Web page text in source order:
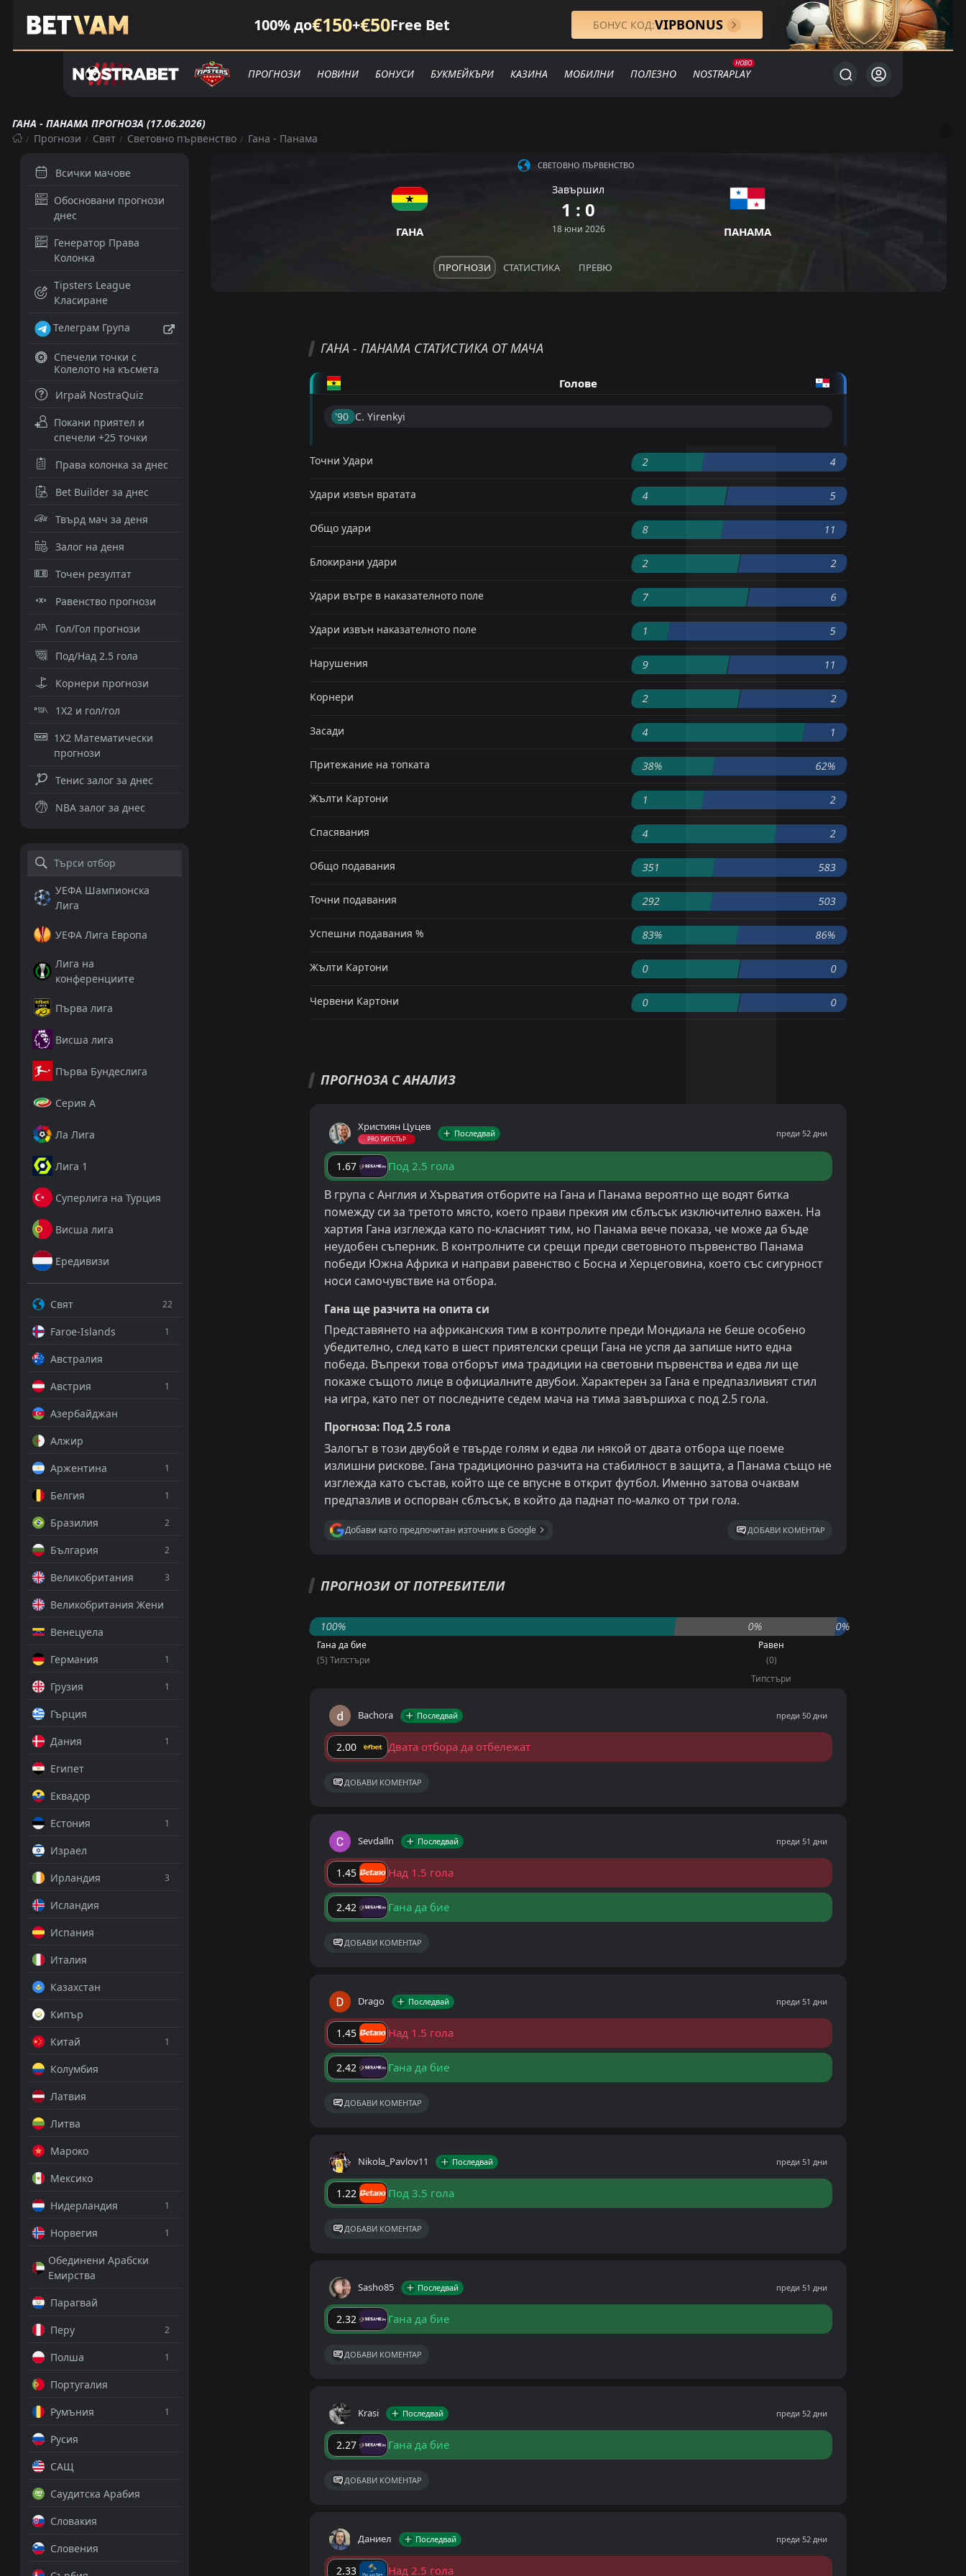
100% до€150+€50Free Bet БОНУС КОД:VIPBONUS
ПРОГНОЗИ НОВИНИ БОНУСИ БУКМЕЙКЪРИ КАЗИНА МОБИЛНИ ПОЛЕЗНО NOSTRAPLAY
ГАНА - ПАНАМА ПРОГНОЗА (17.06.2026)
Прогнози
Свят Световно първенство Гана - Панама
Всички мачове
Обосновани прогнози
днес
Генератор Права
Колонка
Tipsters League
Класиране
Телеграм Група
Спечели точки с
Колелото на късмета
Играй NostraQuiz
Покани приятел и
спечели +25 точки
Права колонка за днес
Bet Builder за днес
Твърд мач за деня
Залог на деня
Точен резултат
Равенство прогнози
Гол/Гол прогнози
Под/Над 2.5 гола
Корнери прогнози
1X2 и гол/гол
1X2 Математически
прогнози
Тенис залог за днес
NBA залог за днес
УЕФА Шампионска
Лига
УЕФА Лига Европа
Лига на
конференциите
Първа лига
Висша лига
Първа Бундеслига
Серия А
Ла Лига
Лига 1
Суперлига на Турция
Висша лига
Ередивизи
Свят 22
Faroe-Islands 1
Австралия
Австрия
1
Азербайджан
Алжир
Аржентина
1
Белгия 1
Бразилия 2
България 2
Великобритания 3
Великобритания Жени
Венецуела
Германия
1
Грузия 1
Гърция
Дания
1
Египет
Еквадор
Естония
1
Израел
Ирландия
3
Исландия
Испания
Италия
Казахстан
Кипър
Китай
1
Колумбия
Латвия
Литва
Мароко
Мексико
Нидерландия
1
Норвегия 1
Обединени Арабски
Емирства
Парагвай
Перу
2
Полша 1
Португалия
Румъния
1
Русия
САЩ
Саудитска Арабия
Словакия
Словения
СВЕТОВНО ПЪРВЕНСТВО
ГАНА
Завършил
1 : 0
18 юни 2026 ПАНАМА
ПРОГНОЗИ СТАТИСТИКА ПРЕВЮ
ГАНА - ПАНАМА СТАТИСТИКА ОТ МАЧА
Голове
'90 ︎ C. Yirenkyi
Точни Удари 2 4
Удари извън вратата 4 5
Общо удари 8 11
Блокирани удари 2 2
Удари вътре в наказателното поле 7 6
Удари извън наказателното поле 1 5
Нарушения 9 11
Корнери 2 2
Засади 4 1
Притежание на топката 38% 62%
Жълти Картони 1 2
Спасявания 4 2
Общо подавания 351 583
Точни подавания 292 503
Успешни подавания % 83% 86%
Жълти Картони 0 0
Червени Картони 0 0
ПРОГНОЗА С АНАЛИЗ
Християн Цуцев
PRO ТИПСТЪР
Последвай преди 52 дни
1.67 Под 2.5 гола
В група с Англия и Хърватия отборите на Гана и Панама вероятно ще водят битка
помежду си за третото място, което прави прекия им сблъсък изключително важен. На
хартия Гана изглежда като по-класният тим, но Панама вече показа, че може да бъде
неудобен съперник. В контролните си срещи преди световното първенство Панама
победи Южна Африка и направи равенство с Босна и Херцеговина, което със сигурност
носи самочувствие на отбора.
Гана ще разчита на опита си
Представянето на африканския тим в контролите преди Мондиала не беше особено
убедително, след като в шест приятелски срещи Гана не успя да запише нито една
победа. Въпреки това отборът има традиции на световни първенства и едва ли ще
покаже същото лице в официалните двубои. Характерен за Гана е предпазливият стил
на игра, като пет от последните седем мача на тима завършиха с под 2.5 гола.
Прогноза: Под 2.5 гола
Залогът в този двубой е твърде голям и едва ли някой от двата отбора ще поеме
излишни рискове. Гана традиционно разчита на стабилност в защита, а Панама също не
изглежда като състав, който ще се впусне в открит футбол. Именно затова очаквам
предпазлив и оспорван сблъсък, в който да паднат по-малко от три гола.
Добави като предпочитан източник в Google ДОБАВИ КОМЕНТАР
ПРОГНОЗИ ОТ ПОТРЕБИТЕЛИ
100% 0% 0%
Гана да бие
(5) Типстъри
Равен
(0)
Типстъри
Bachora Последвай преди 50 дни
2.00 Двата отбора да отбележат
ДОБАВИ КОМЕНТАР
Sevdalln Последвай преди 51 дни
1.45 Над 1.5 гола
2.42 Гана да бие
ДОБАВИ КОМЕНТАР
Drago Последвай преди 51 дни
1.45 Над 1.5 гола
2.42 Гана да бие
ДОБАВИ КОМЕНТАР
Nikola_Pavlov11 Последвай преди 51 дни
1.22 Под 3.5 гола
ДОБАВИ КОМЕНТАР
Sasho85 Последвай преди 51 дни
2.32 Гана да бие
ДОБАВИ КОМЕНТАР
Krasi Последвай преди 52 дни
2.27 Гана да бие
ДОБАВИ КОМЕНТАР
Даниел Последвай преди 52 дни
2.33 Над 2.5 гола